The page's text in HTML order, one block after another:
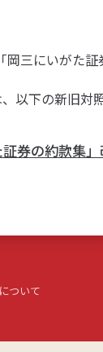
三にいがた証
以下の新旧対
証券の約款集
ついて